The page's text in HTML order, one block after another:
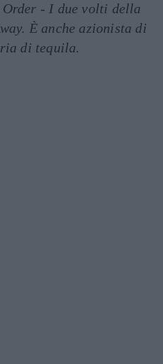
- I due volti della
È anche azionista di
di tequila.